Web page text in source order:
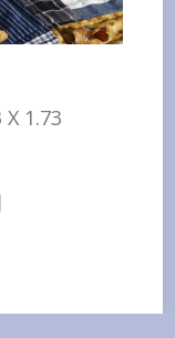
1.73